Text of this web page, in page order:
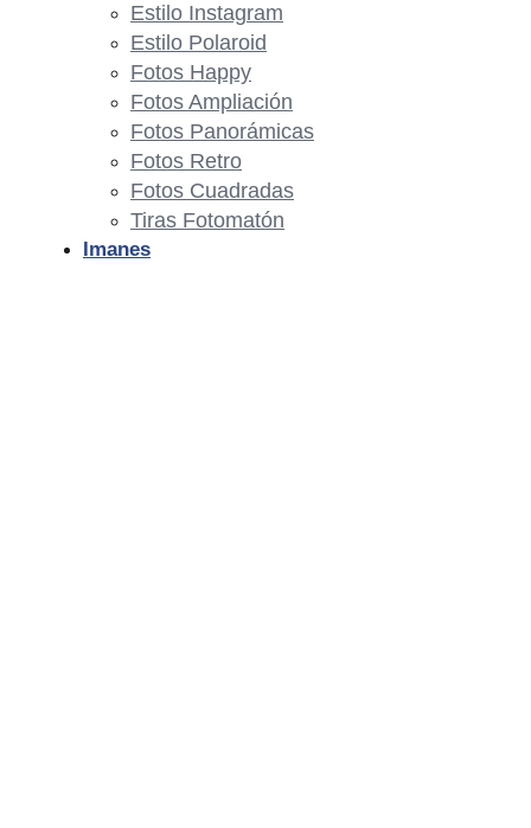
Estilo Instagram
Estilo Polaroid
Fotos Happy
Fotos Ampliación
Fotos Panorámicas
Fotos Retro
Fotos Cuadradas
Tiras Fotomatón
Imanes